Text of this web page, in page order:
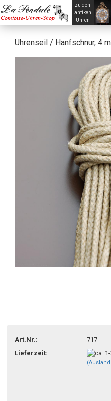
La Pendule
Comtoise-Uhren-Shop
zu den
antiken
Uhren
Uhrenseil / Hanfschnur, 4
Art.Nr.:
717
Lieferzeit: